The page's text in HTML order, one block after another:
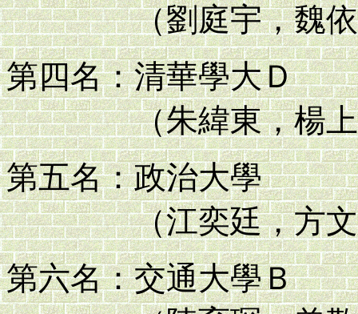
（劉庭宇，魏依林
第四名：清華學大Ｄ
（朱緯東，楊上民
第五名：政治大學
（江奕廷，方文忠
第六名：交通大學Ｂ